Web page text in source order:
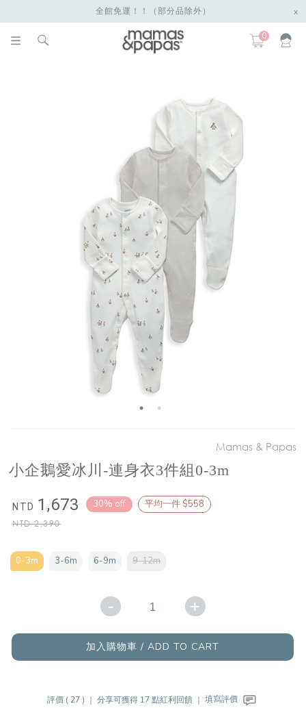
全館免運！！（部分品除外） x
0
Mamas & Papas
小企鵝愛冰川-連身衣3件組0-3m
NTD 1,673
NTD2,390
30% off 平均一件 $558
0-3m 3-6m 6-9m 9-12m
- +
加入購物車 / ADD TO CART
評價 ( 27 ) ｜ 分享可獲得 17 點紅利回饋 ｜ 填寫評價